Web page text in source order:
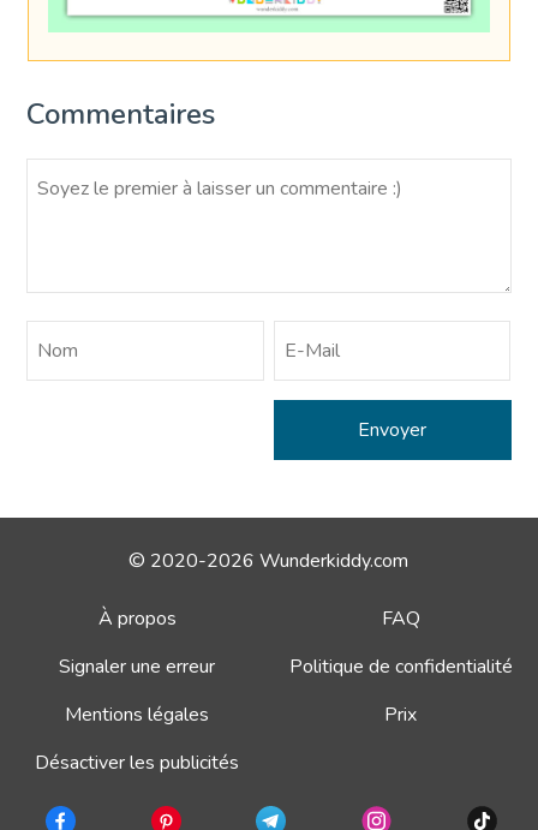
Commentaires
© 2020-2026 Wunderkiddy.com
À propos
FAQ
Signaler une erreur
Politique de confidentialité
Mentions légales
Prix
Désactiver les publicités